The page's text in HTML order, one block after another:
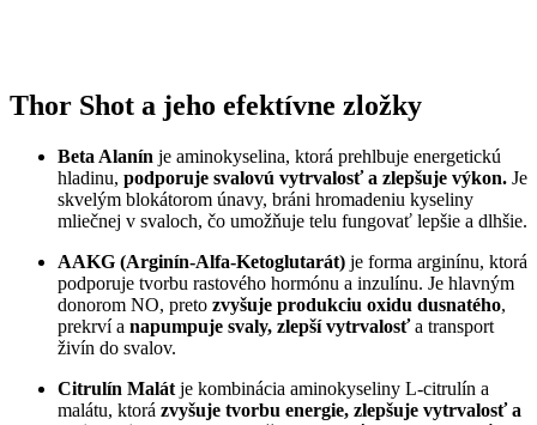
Thor Shot a jeho efektívne zložky
Beta Alanín je aminokyselina, ktorá prehlbuje energetickú
hladinu, podporuje svalovú vytrvalosť a zlepšuje výkon. Je
skvelým blokátorom únavy, bráni hromadeniu kyseliny
mliečnej v svaloch, čo umožňuje telu fungovať lepšie a dlhšie.
AAKG (Arginín-Alfa-Ketoglutarát) je forma arginínu, ktorá
podporuje tvorbu rastového hormónu a inzulínu. Je hlavným
donorom NO, preto zvyšuje produkciu oxidu dusnatého,
prekrví a napumpuje svaly, zlepší vytrvalosťa transport
živín do svalov.
Citrulín Malát je kombinácia aminokyseliny L-citrulín a
malátu, ktorá zvyšuje tvorbu energie, zlepšuje vytrvalosť a